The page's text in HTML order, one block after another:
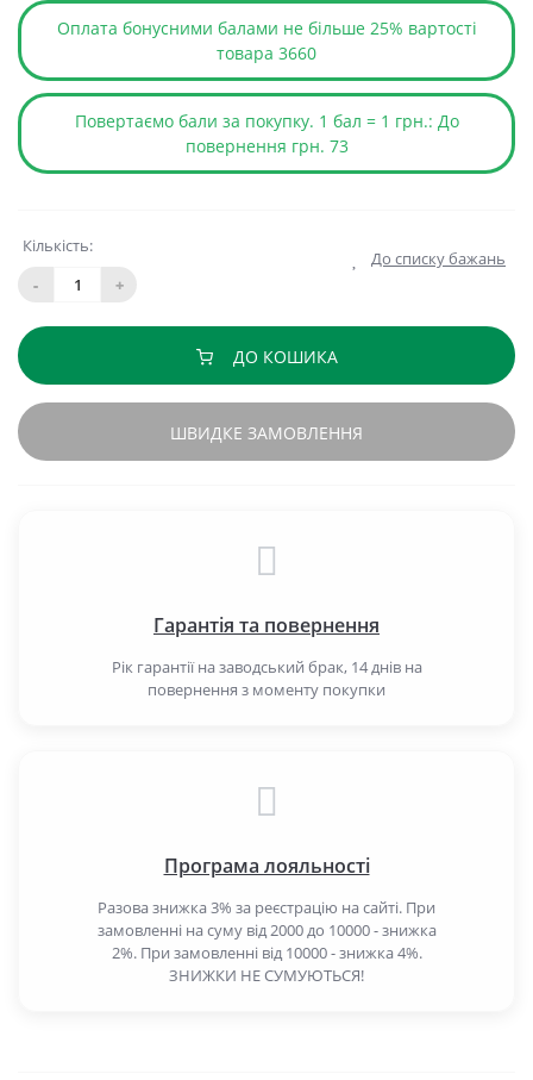
Оплата бонусними балами не більше 25% вартості
товара 3660
Повертаємо бали за покупку. 1 бал = 1 грн.: До
повернення грн. 73
Кількість:
-
+
До списку бажань
ДО КОШИКА
ШВИДКЕ ЗАМОВЛЕННЯ
Гарантія та повернення
Рік гарантії на заводський брак, 14 днів на
повернення з моменту покупки
Програма лояльності
Разова знижка 3% за реєстрацію на сайті. При
замовленні на суму від 2000 до 10000 - знижка
2%. При замовленні від 10000 - знижка 4%.
ЗНИЖКИ НЕ СУМУЮТЬСЯ!